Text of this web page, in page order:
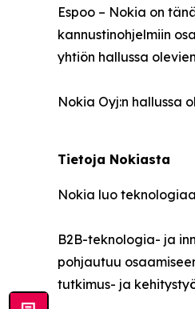
Espoo – Nokia on
kannustinohjelmiin
yhtiön hallussa
Nokia Oyj:n hallussa
Tietoja Nokiasta
Nokia luo
B2B-teknologia- ja
pohjautuu
tutkimus- ja